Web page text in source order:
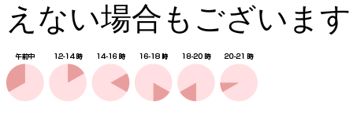
えない場合もございま